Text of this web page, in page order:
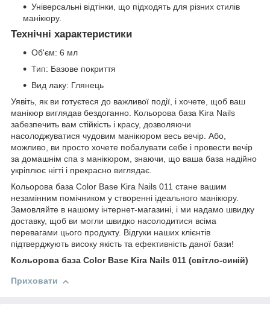
Універсальні відтінки, що підходять для різних стилів
манікюру.
Технічні характеристики
Об'єм: 6 мл
Тип: Базове покриття
Вид лаку: Глянець
Уявіть, як ви готуєтеся до важливої події, і хочете, щоб ваш
манікюр виглядав бездоганно. Кольорова база Kira Nails
забезпечить вам стійкість і красу, дозволяючи
насолоджуватися чудовим манікюром весь вечір. Або,
можливо, ви просто хочете побалувати себе і провести вечір
за домашнім спа з манікюром, знаючи, що ваша база надійно
укріплює нігті і прекрасно виглядає.
Кольорова база Color Base Kira Nails 011 стане вашим
незамінним помічником у створенні ідеального манікюру.
Замовляйте в нашому інтернет-магазині, і ми надамо швидку
доставку, щоб ви могли швидко насолодитися всіма
перевагами цього продукту. Відгуки наших клієнтів
підтверджують високу якість та ефективність даної бази!
Кольорова база Color Base Kira Nails 011 (світло-синій)
Приховати